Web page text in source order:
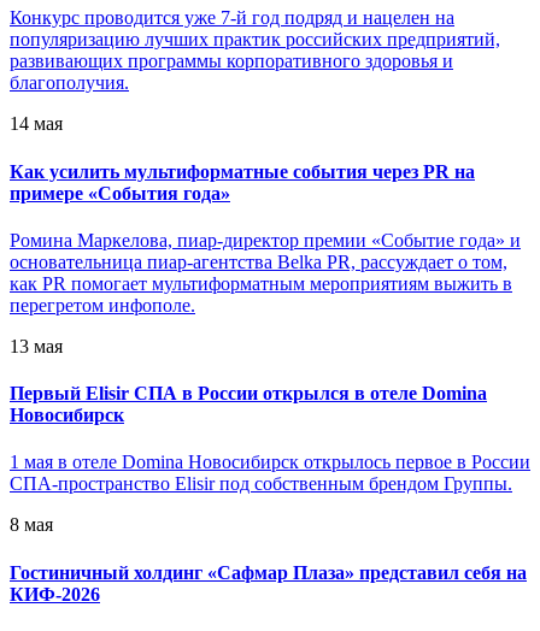
Конкурс проводится уже 7-й год подряд и нацелен на
популяризацию лучших практик российских предприятий,
развивающих программы корпоративного здоровья и
благополучия.
14 мая
Как усилить мультиформатные события через PR на
примере «События года»
Ромина Маркелова, пиар-директор премии «Событие года» и
основательница пиар-агентства Belka PR, рассуждает о том,
как PR помогает мультиформатным мероприятиям выжить в
перегретом инфополе.
13 мая
Первый Elisir СПА в России открылся в отеле Domina
Новосибирск
1 мая в отеле Domina Новосибирск открылось первое в России
СПА-пространство Elisir под собственным брендом Группы.
8 мая
Гостиничный холдинг «Сафмар Плаза» представил себя на
КИФ-2026